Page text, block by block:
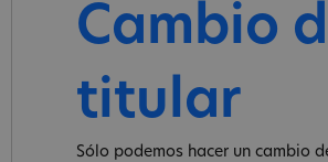
Cambio
titular
Sólo podemos hacer un cambio